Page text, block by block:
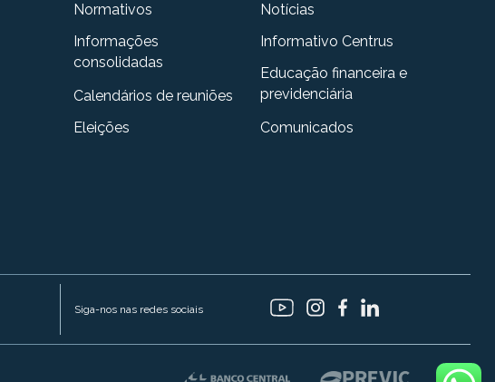
Normativos
Informações
consolidadas
Calendários de reuniões
Eleições
Notícias
Informativo Centrus
Educação financeira e
previdenciária
Comunicados
Siga-nos nas redes sociais